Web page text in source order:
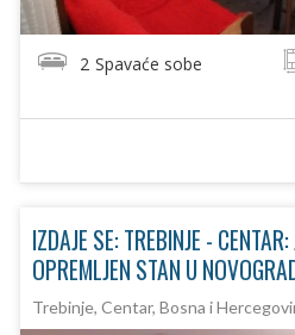
2 Spavaće sobe
IZDAJE SE: TREBINJE -
OPREMLJEN STAN U
Trebinje, Centar, Bosna i